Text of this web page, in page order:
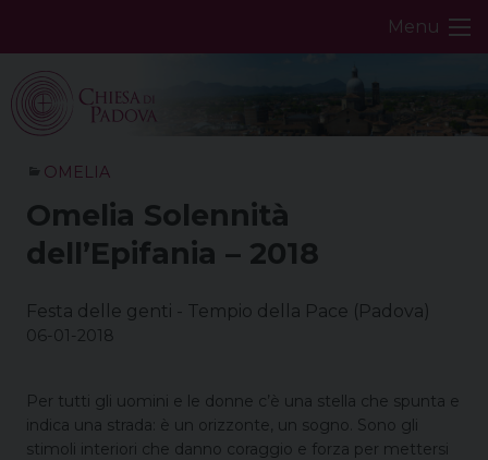
Menu
OMELIA
Omelia Solennità
dell’Epifania – 2018
Festa delle genti - Tempio della Pace (Padova)
06-01-2018
Per tutti gli uomini e le donne c’è una stella che spunta e
indica una strada: è un orizzonte, un sogno. Sono gli
stimoli interiori che danno coraggio e forza per mettersi